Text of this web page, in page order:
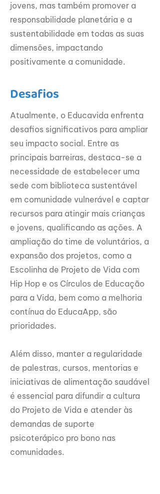
jovens, mas também promover a
responsabilidade planetária e a
sustentabilidade em todas as suas
dimensões, impactando
positivamente a comunidade.
Desafios
Atualmente, o Educavida enfrenta
desafios significativos para ampliar
seu impacto social. Entre as
principais barreiras, destaca-se a
necessidade de estabelecer uma
sede com biblioteca sustentável
em comunidade vulnerável e captar
recursos para atingir mais crianças
e jovens, qualificando as ações. A
ampliação do time de voluntários, a
expansão dos projetos, como a
Escolinha de Projeto de Vida com
Hip Hop e os Círculos de Educação
para a Vida, bem como a melhoria
contínua do EducaApp, são
prioridades.
Além disso, manter a regularidade
de palestras, cursos, mentorias e
iniciativas de alimentação saudável
é essencial para difundir a cultura
do Projeto de Vida e atender às
demandas de suporte
psicoterápico pro bono nas
comunidades.